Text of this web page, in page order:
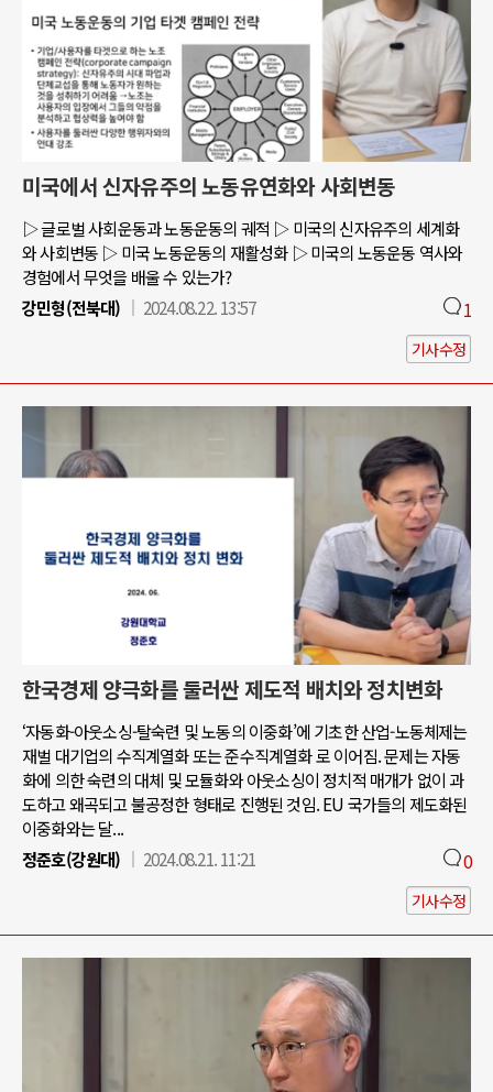
미국에서 신자유주의 노동유연화와 사회변동
▷ 글로벌 사회운동과 노동운동의 궤적 ▷ 미국의 신자유주의 세계화
와 사회변동 ▷ 미국 노동운동의 재활성화 ▷ 미국의 노동운동 역사와
경험에서 무엇을 배울 수 있는가?
강민형(전북대)
2024.08.22. 13:57 1
기사수정
한국경제 양극화를 둘러싼 제도적 배치와 정치변화
‘자동화-아웃소싱-탈숙련 및 노동의 이중화’에 기초한 산업-노동체제는
재벌 대기업의 수직계열화 또는 준수직계열화 로 이어짐. 문제는 자동
화에 의한 숙련의 대체 및 모듈화와 아웃소싱이 정치적 매개가 없이 과
도하고 왜곡되고 불공정한 형태로 진행된 것임. EU 국가들의 제도화된
이중화와는 달...
정준호(강원대)
2024.08.21. 11:21 0
기사수정